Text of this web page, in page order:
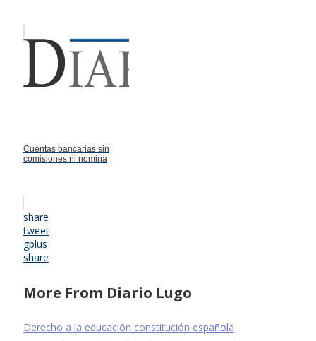
Cuentas bancarias sin
comisiones ni nomina
share
tweet
gplus
share
More From Diario Lugo
Derecho a la educación constitución española